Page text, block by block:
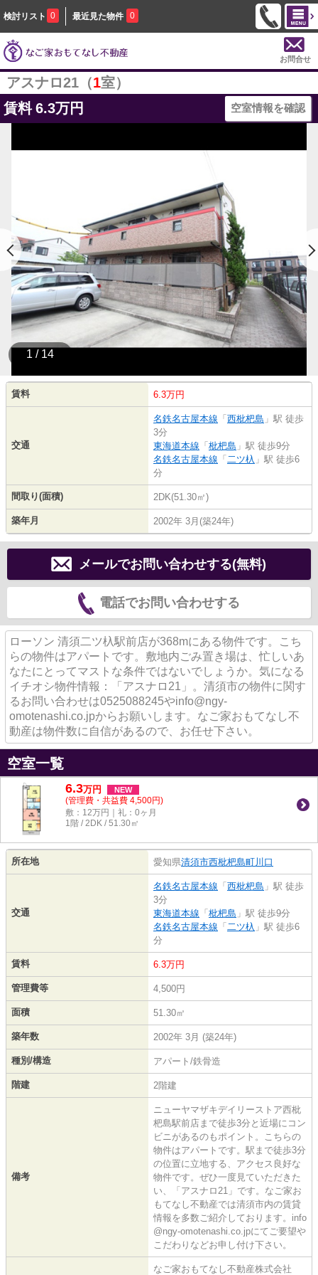
検討リスト 0 最近見た物件 0
お問合せ
アスナロ21（1室）
賃料 6.3万円 空室情報を確認
1 / 14
賃料 6.3万円
交通
名鉄名古屋本線 「 西枇杷島 」駅 徒歩
3分
東海道本線 「 枇杷島 」駅 徒歩9分
名鉄名古屋本線 「 二ツ杁 」駅 徒歩6
分
間取り(面積) 2DK(51.30㎡)
築年月 2002年 3月(築24年)
メールでお問い合わせする(無料)
電話でお問い合わせする
ローソン 清須二ツ杁駅前店が368mにある物件です。こち
らの物件はアパートです。敷地内ごみ置き場は、忙しいあ
なたにとってマストな条件ではないでしょうか。気になる
イチオシ物件情報：「アスナロ21」。清須市の物件に関す
るお問い合わせは0525088245やinfo@ngy-
omotenashi.co.jpからお願いします。なご家おもてなし不
動産は物件数に自信があるので、お任せ下さい。
空室一覧
6.3万円 NEW
(管理費・共益費 4,500円)
敷：12万円｜礼：0ヶ月
1階 / 2DK / 51.30㎡
所在地 愛知県清須市西枇杷島町川口
交通
名鉄名古屋本線 「 西枇杷島 」駅 徒歩
3分
東海道本線 「 枇杷島 」駅 徒歩9分
名鉄名古屋本線 「 二ツ杁 」駅 徒歩6
分
賃料 6.3万円
管理費等 4,500円
面積 51.30㎡
築年数 2002年 3月 (築24年)
種別/構造 アパート/鉄骨造
階建 2階建
備考
ニューヤマザキデイリーストア西枇
杷島駅前店まで徒歩3分と近場にコン
ビニがあるのもポイント。こちらの
物件はアパートです。駅まで徒歩3分
の位置に立地する、アクセス良好な
物件です。ぜひ一度見ていただきた
い、「アスナロ21」です。なご家お
もてなし不動産では清須市内の賃貸
情報を多数ご紹介しております。info
@ngy-omotenashi.co.jpにてご要望や
こだわりなどお申し付け下さい。
なご家おもてなし不動産株式会社